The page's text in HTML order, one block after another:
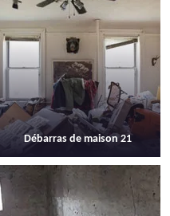
Débarras de maison 21